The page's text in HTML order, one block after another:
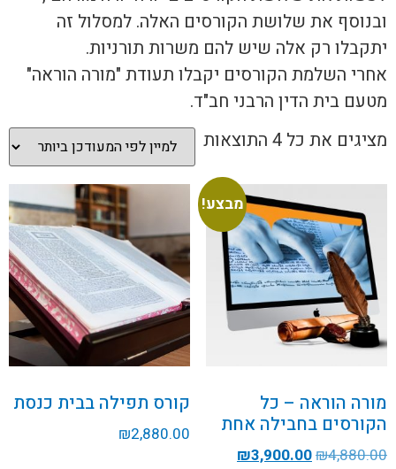
ובנוסף את שלושת הקורסים האלה. למסלול זה
יתקבלו רק אלה שיש להם משרות תורניות.
אחרי השלמת הקורסים יקבלו תעודת "מורה הוראה"
מטעם בית הדין הרבני חב"ד.
מציגים את כל ⁦4⁩ התוצאות
מבצע!
מורה הוראה – כל
הקורסים בחבילה אחת
₪4,880.00
₪3,900.00
קורס תפילה בבית כנסת
₪2,880.00